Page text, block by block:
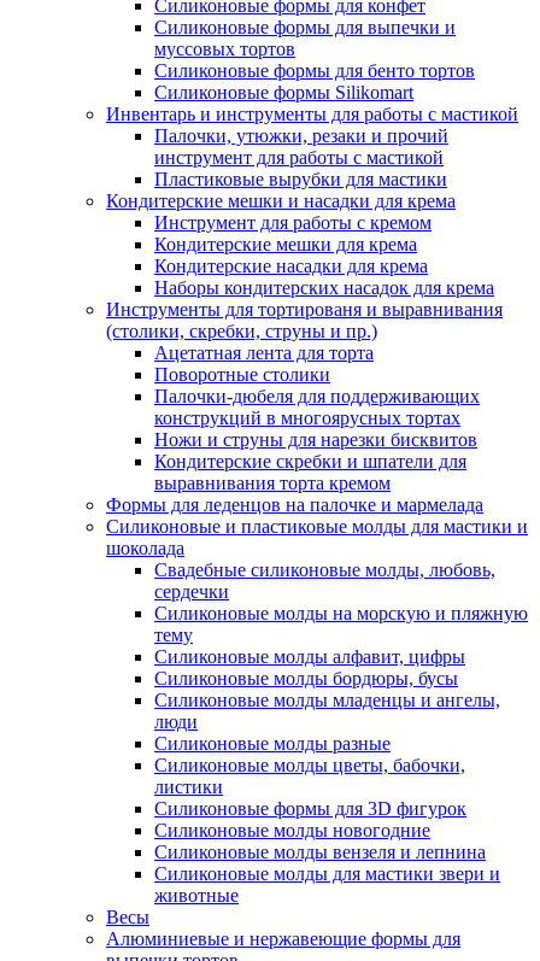
Силиконовые формы для конфет
Силиконовые формы для выпечки и
муссовых тортов
Силиконовые формы для бенто тортов
Силиконовые формы Silikomart
Инвентарь и инструменты для работы с мастикой
Палочки, утюжки, резаки и прочий
инструмент для работы с мастикой
Пластиковые вырубки для мастики
Кондитерские мешки и насадки для крема
Инструмент для работы с кремом
Кондитерские мешки для крема
Кондитерские насадки для крема
Наборы кондитерских насадок для крема
Инструменты для тортированя и выравнивания
(столики, скребки, струны и пр.)
Ацетатная лента для торта
Поворотные столики
Палочки-дюбеля для поддерживающих
конструкций в многоярусных тортах
Ножи и струны для нарезки бисквитов
Кондитерские скребки и шпатели для
выравнивания торта кремом
Формы для леденцов на палочке и мармелада
Силиконовые и пластиковые молды для мастики и
шоколада
Свадебные силиконовые молды, любовь,
сердечки
Силиконовые молды на морскую и пляжную
тему
Силиконовые молды алфавит, цифры
Силиконовые молды бордюры, бусы
Силиконовые молды младенцы и ангелы,
люди
Силиконовые молды разные
Силиконовые молды цветы, бабочки,
листики
Силиконовые формы для 3D фигурок
Силиконовые молды новогодние
Силиконовые молды вензеля и лепнина
Силиконовые молды для мастики звери и
животные
Весы
Алюминиевые и нержавеющие формы для